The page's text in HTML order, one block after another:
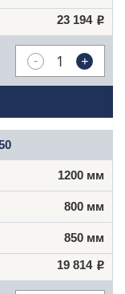
23 194 Р
- +
1200 мм
800 мм
850 мм
19 814 Р